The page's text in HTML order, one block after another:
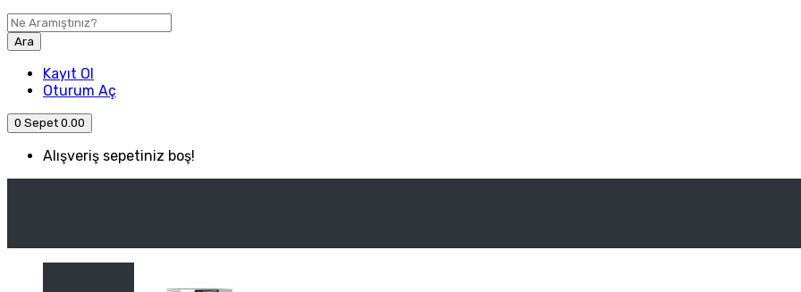
Ara
Kayıt Ol
Oturum Aç
0 Sepet 0.00
Alışveriş sepetiniz boş!
Kategori